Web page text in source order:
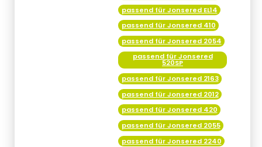
passend für Jonsered EL14
passend für Jonsered 410
passend für Jonsered 2054
passend für Jonsered
520SP
passend für Jonsered 2163
passend für Jonsered 2012
passend für Jonsered 420
passend für Jonsered 2055
passend für Jonsered 2240